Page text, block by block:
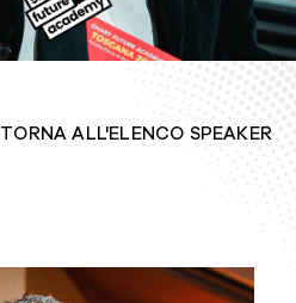
TORNA ALL'ELENCO SPEAKER